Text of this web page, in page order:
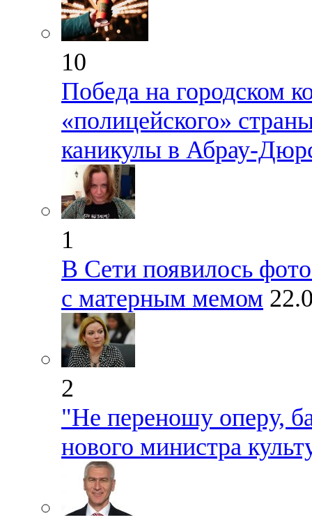
10
Победа на городском
«полицейского»
каникулы в Абрау-
1
В Сети появилось
с матерным мемом
2
"Не переношу оперу,
нового министра